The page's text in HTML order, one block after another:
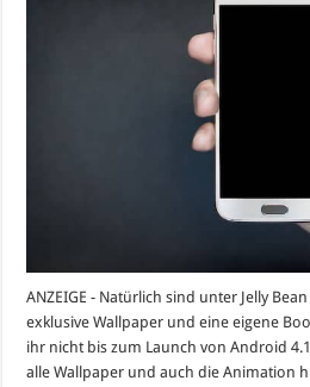
ANZEIGE - Natürlich sind unter Jelly
exklusive Wallpaper und eine eigene
ihr nicht bis zum Launch von Android
alle Wallpaper und auch die Animation